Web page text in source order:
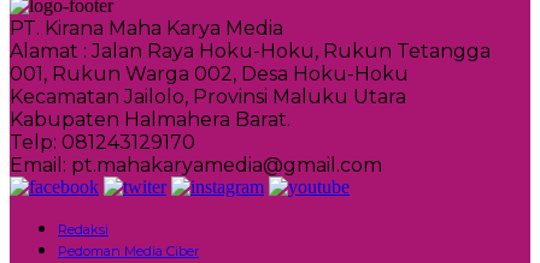
PT. Kirana Maha Karya Media
Alamat : Jalan Raya Hoku-Hoku, Rukun Tetangga
001, Rukun Warga 002, Desa Hoku-Hoku
Kecamatan Jailolo, Provinsi Maluku Utara
Kabupaten Halmahera Barat.
Telp: 081243129170
Email: pt.mahakaryamedia@gmail.com
Redaksi
Pedoman Media Ciber